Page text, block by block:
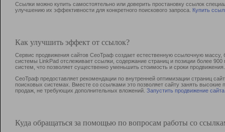
Ссылки можно купить самостоятельно или доверить простановку ссылок
улучшению их эффективности для конкретного поискового запроса. Купить
Как улучшить эффект от ссылок?
Сервис продвижения сайтов СеоТраф создает естественную ссылочную
системы LinkPad отслеживает ссылки, содержание страниц и позиции более
систем, что позволяет существенно уменьшить стоимость и сроки продвижения.
СеоТраф предоставляет рекомендации по внутренней оптимизации страниц
поисковых системах. Вместе со ссылками это позволяет сайту занять
продаж, не требующих дополнительных вложений. Запустить продвижение сайта
Куда обращаться за помощью по вопросам работы со